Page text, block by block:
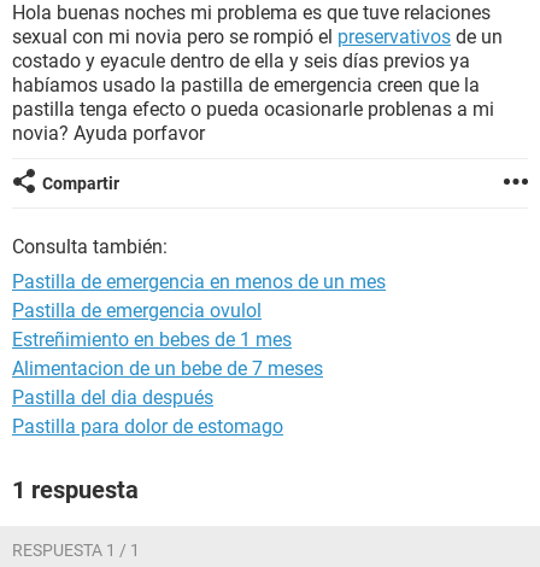
BIENESTAR
SEXUALIDAD
GLOSARIO
Hola buenas noches mi problema es que tuve relaciones
sexual con mi novia pero se rompió el preservativos de un
costado y eyacule dentro de ella y seis días previos ya
habíamos usado la pastilla de emergencia creen que la
pastilla tenga efecto o pueda ocasionarle problenas a mi
novia? Ayuda porfavor
Compartir
Consulta también:
Pastilla de emergencia en menos de un mes
Pastilla de emergencia ovulol
Estreñimiento en bebes de 1 mes
Alimentacion de un bebe de 7 meses
Pastilla del dia después
Pastilla para dolor de estomago
1 respuesta
RESPUESTA 1 / 1